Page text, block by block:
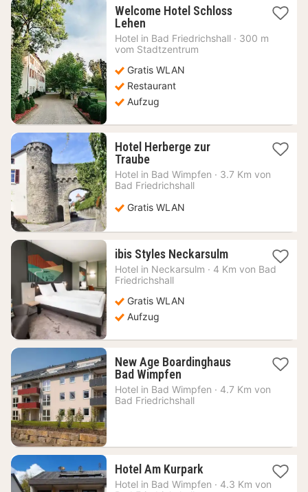
Welcome Hotel Schloss
Lehen1
Nacht
ab
€
Hotel in Bad Friedrichshall · 300 m
vom Stadtzentrum
Gratis WLAN
Restaurant
Aufzug
Hotel Herberge zur
Traube1
Nacht
ab
€
Hotel in Bad Wimpfen · 3.7 Km von
Bad Friedrichshall
Gratis WLAN
ibis Styles Neckarsulm1
Nacht
Hotel in Neckarsulm · 4 Km von Bad
Friedrichshall
Gratis WLAN
Aufzug
New Age Boardinghaus
Bad Wimpfen1
Nacht
ab
Hotel in Bad Wimpfen · 4.7 Km von
Bad Friedrichshall
Hotel Am Kurpark1
Nacht
Hotel in Bad Wimpfen · 4.3 Km von